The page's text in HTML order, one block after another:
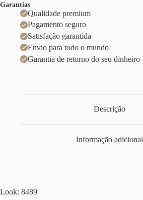
Garantias
Qualidade premium
Pagamento seguro
Satisfação garantida
Envio para todo o mundo
Garantia de retorno do seu dinheiro
Descrição
Informação adicional
Look: 8489